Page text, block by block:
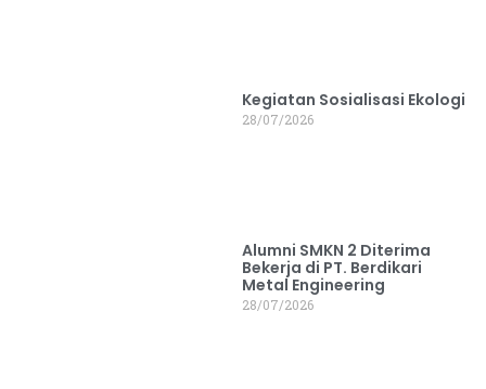
Kegiatan Sosialisasi Ekologi
28/07/2026
Alumni SMKN 2 Diterima
Bekerja di PT. Berdikari
Metal Engineering
28/07/2026